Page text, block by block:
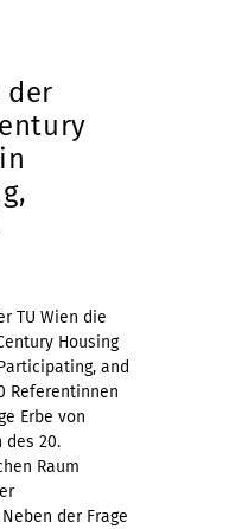
der
TU Wien die
Housing
and
Referentinnen
Erbe von
des 20.
Raum
der Frage